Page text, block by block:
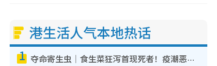
港生活人气本地热话
1 夺命寄生虫｜食生菜狂泻首现死者！疫潮恶化录1.8万宗病例 揭洗菜3大谬误